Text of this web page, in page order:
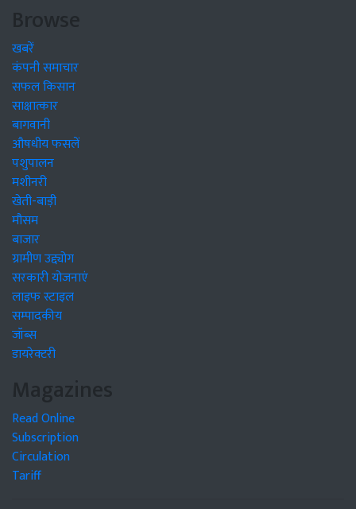
Browse
खबरें
कंपनी समाचार
सफल किसान
साक्षात्कार
बागवानी
औषधीय फसलें
पशुपालन
मशीनरी
खेती-बाड़ी
मौसम
बाजार
ग्रामीण उद्द्योग
सरकारी योजनाएं
लाइफ स्टाइल
सम्पादकीय
जॉब्स
डायरेक्टरी
Magazines
Read Online
Subscription
Circulation
Tariff